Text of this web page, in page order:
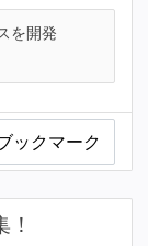
を開発
ックマーク